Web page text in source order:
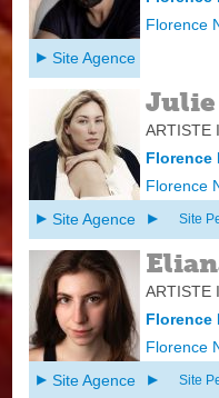
Florence
Site Agence
Julie
ARTISTE
Florence
Florence
Site Agence
Site
ARTISTE
Florence
Florence
Site Agence
Site